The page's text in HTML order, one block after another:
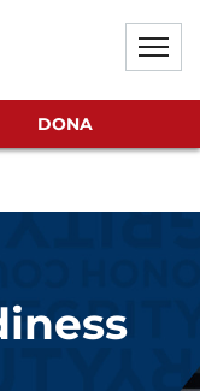
DONA